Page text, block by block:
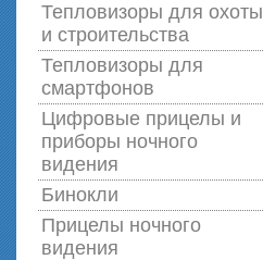
Тепловизоры для охоты
и строительства
Тепловизоры для
смартфонов
Цифровые прицелы и
приборы ночного
видения
Бинокли
Прицелы ночного
видения